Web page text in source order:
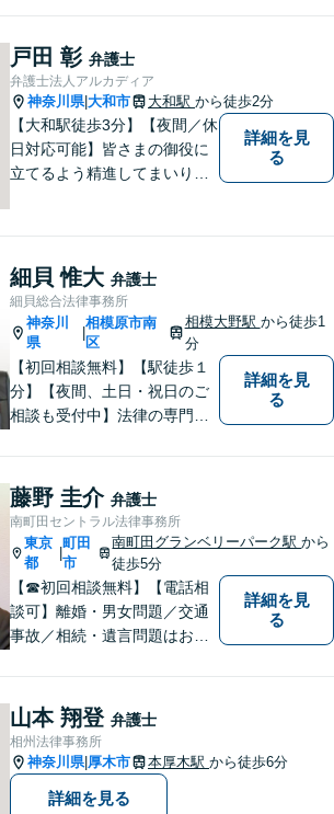
戸田 彰 弁護士
弁護士法人アルカディア
神奈川県|大和市 大和駅 から徒歩2分
【大和駅徒歩3分】【夜間／休
日対応可能】皆さまの御役に
立てるよう精進してまいりま
域に根ざした弁護士】法律ト
ラブルでお悩みの方は、お気
軽にご相談ください。
詳細を見
る
細貝 惟大 弁護士
細貝総合法律事務所
神奈川
県
相模原市南
区
相模大野駅 から徒歩1
分
【初回相談無料】【駅徒歩１
分】【夜間、土日・祝日のご
相談も受付中】法律の専門家
す。
詳細を見
る
藤野 圭介 弁護士
南町田セントラル法律事務所
東京
都
|
町田
市
南町田グランベリーパーク駅から
徒歩5分
【☎︎初回相談無料】【電話相
談可】離婚・男女問題／交通
事故／相続・遺言問題はお任
00件以上。豊富な経験を活か
し、依頼者様にとって最適な
解決を目指します【休日・夜
間対応可】【完全個室で相
談】【南町田グランベリーパ
ーク駅5分】
詳細を見
る
山本 翔登 弁護士
相州法律事務所
神奈川県| 厚木市 本厚木駅 から徒歩6分
詳細を見る